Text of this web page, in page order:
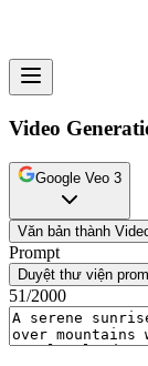
Video
Google Veo 3
Văn bản thành
Prompt
Duyệt thư viện
51/2000